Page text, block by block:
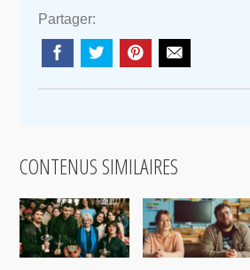
Partager:
CONTENUS SIMILAIRES